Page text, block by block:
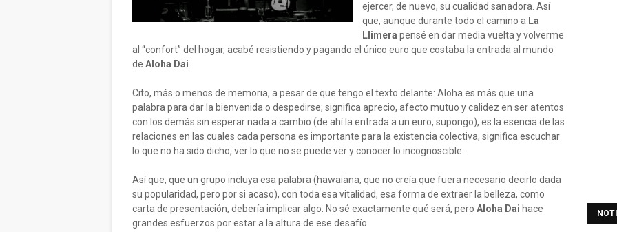
ejercer, de nuevo, su cualidad sanadora. Así
que, aunque durante todo el camino a La
Llimera pensé en dar media vuelta y volverme
al “confort” del hogar, acabé resistiendo y pagando el único euro que costaba la entrada al mundo
de Aloha Dai
Cito, más o menos de memoria, a pesar de que tengo el texto delante: Aloha es más que una
palabra para dar la bienvenida o despedirse; significa aprecio, afecto mutuo y calidez en ser atentos
con los demás sin esperar nada a cambio (de ahí la entrada a un euro, supongo), es la esencia de las
relaciones en las cuales cada persona es importante para la existencia colectiva, significa escuchar
lo que no ha sido dicho, ver lo que no se puede ver y conocer lo incognoscible.
Así que, que un grupo incluya esa palabra (hawaiana, que no creía que fuera necesario decirlo dada
su popularidad, pero por si acaso), con toda esa vitalidad, esa forma de extraer la belleza, como
carta de presentación, debería implicar algo. No sé exactamente qué será, pero Aloha Dai hace
grandes esfuerzos por estar a la altura de ese desafío.